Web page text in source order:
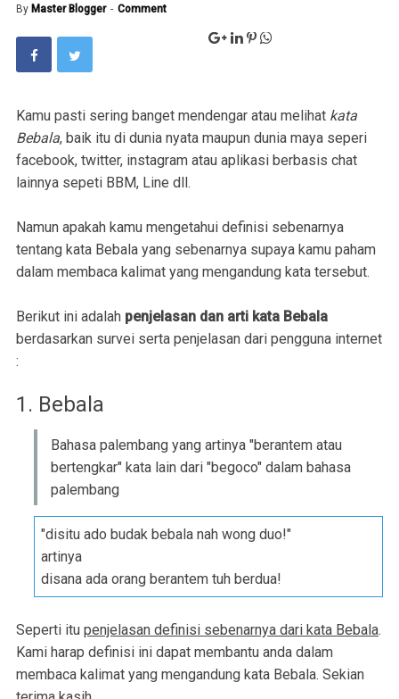
By Master Blogger Comment
Kamu pasti sering banget mendengar atau melihat kata
Bebala, baik itu di dunia nyata maupun dunia maya seperi
facebook, twitter, instagram atau aplikasi berbasis chat
lainnya sepeti BBM, Line dll.
Namun apakah kamu mengetahui definisi sebenarnya
tentang kata Bebala yang sebenarnya supaya kamu paham
dalam membaca kalimat yang mengandung kata tersebut.
Berikut ini adalah penjelasan dan arti kata Bebala
berdasarkan survei serta penjelasan dari pengguna internet
:
1. Bebala
Bahasa palembang yang artinya "berantem atau
bertengkar" kata lain dari "begoco" dalam bahasa
palembang
"disitu ado budak bebala nah wong duo!"
artinya
disana ada orang berantem tuh berdua!
Seperti itu penjelasan definisi sebenarnya dari kata Bebala.
Kami harap definisi ini dapat membantu anda dalam
membaca kalimat yang mengandung kata Bebala. Sekian